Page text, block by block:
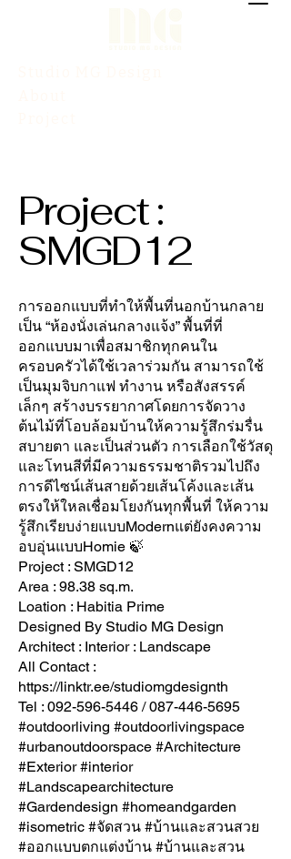
Project :
SMGD12
การออกแบบที่ทำให้พื้นที่นอกบ้านกลาย
เป็น “ห้องนั่งเล่นกลางแจ้ง” พื้นที่ที่
ออกแบบมาเพื่อสมาชิกทุกคนใน
ครอบครัวได้ใช้เวลาร่วมกัน สามารถใช้
เป็นมุมจิบกาแฟ ทำงาน หรือสังสรรค์
เล็กๆ สร้างบรรยากาศโดยการจัดวาง
ต้นไม้ที่โอบล้อมบ้านให้ความรู้สึกร่มรื่น
สบายตา และเป็นส่วนตัว การเลือกใช้วัสดุ
และโทนสีที่มีความธรรมชาติรวมไปถึง
การดีไซน์เส้นสายด้วยเส้นโค้งและเส้น
ตรงให้ใหลเชื่อมโยงกันทุกพื้นที่ ให้ความ
รู้สึกเรียบง่ายแบบModernแต่ยังคงความ
อบอุ่นแบบHomie 🍃
Project : SMGD12
Area : 98.38 sq.m.
Loation : Habitia Prime
Designed By Studio MG Design
Architect : Interior : Landscape
All Contact :
https://linktr.ee/studiomgdesignth
Tel : 092-596-5446/087-446-5695
#outdoorliving #outdoorlivingspace
#urbanoutdoorspace #Architecture
#Exterior #interior
#Landscapearchitecture
#Gardendesign #homeandgarden
#isometric #จัดสวน #บ้านและสวนสวย
#ออกแบบตกแต่งบ้าน #บ้านและสวน